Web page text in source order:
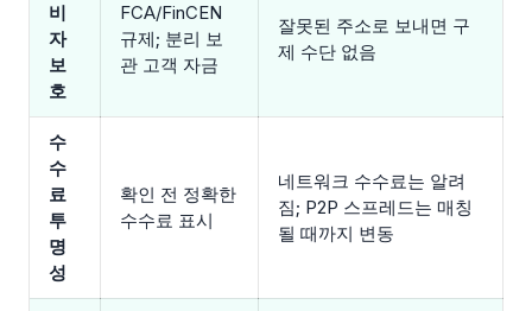
비
자
보
호
FCA/FinCEN
규제; 분리 보
관 고객 자금
잘못된 주소로 보내면 구
제 수단 없음
수
수
료
투
명
성
확인 전 정확한
수수료 표시
네트워크 수수료는 알려
짐; P2P 스프레드는 매칭
될 때까지 변동